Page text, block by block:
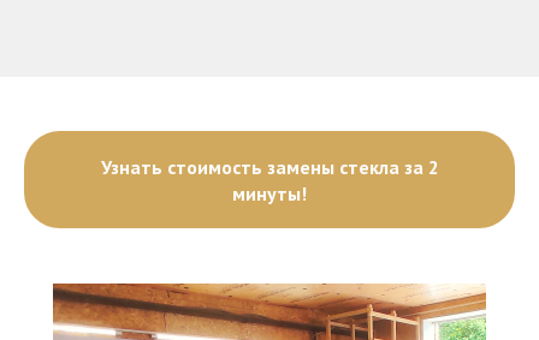
Узнать стоимость замены стекла за 2
минуты!